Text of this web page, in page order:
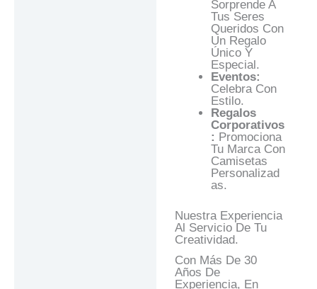
Sorprende A
Tus Seres
Queridos Con
Un Regalo
Único Y
Especial.
Eventos:
Celebra Con
Estilo.
Regalos
Corporativos
: Promociona
Tu Marca Con
Camisetas
Personalizad
As.
Nuestra Experiencia
Al Servicio De Tu
Creatividad.
Con Más De 30
Años De
Experiencia, En